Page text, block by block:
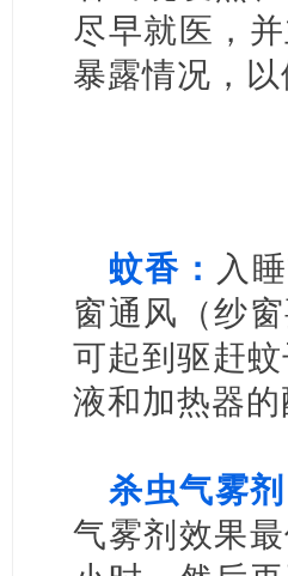
尽早就医，
暴露情况，
蚊香： 入
窗通风（纱
可起到驱赶
液和加热器的
杀虫气雾
气雾剂效果